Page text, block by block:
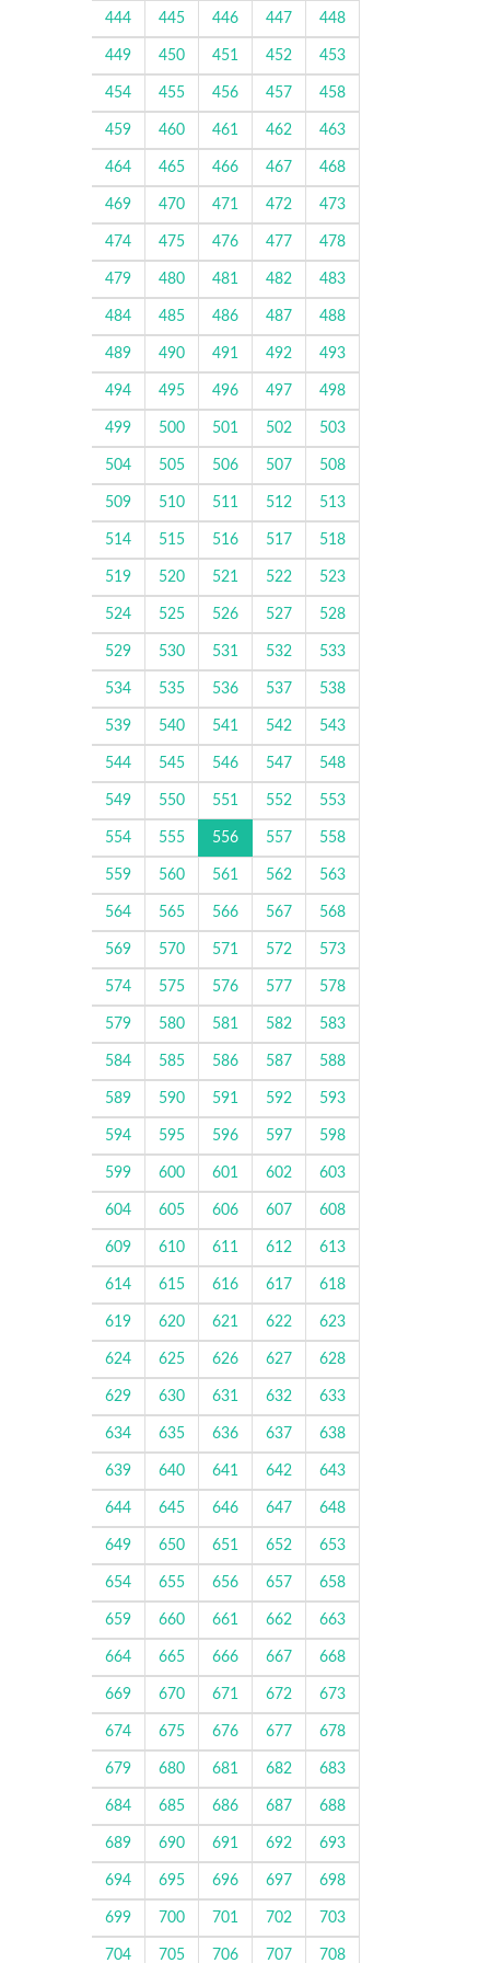
444 445 446 447 448
449 450 451 452 453
454 455 456 457 458
459 460 461 462 463
464 465 466 467 468
469 470 471 472 473
474 475 476 477 478
479 480 481 482 483
484 485 486 487 488
489 490 491 492 493
494 495 496 497 498
499 500 501 502 503
504 505 506 507 508
509 510 511 512 513
514 515 516 517 518
519 520 521 522 523
524 525 526 527 528
529 530 531 532 533
534 535 536 537 538
539 540 541 542 543
544 545 546 547 548
549 550 551 552 553
554 555 556 557 558
559 560 561 562 563
564 565 566 567 568
569 570 571 572 573
574 575 576 577 578
579 580 581 582 583
584 585 586 587 588
589 590 591 592 593
594 595 596 597 598
599 600 601 602 603
604 605 606 607 608
609 610 611 612 613
614 615 616 617 618
619 620 621 622 623
624 625 626 627 628
629 630 631 632 633
634 635 636 637 638
639 640 641 642 643
644 645 646 647 648
649 650 651 652 653
654 655 656 657 658
659 660 661 662 663
664 665 666 667 668
669 670 671 672 673
674 675 676 677 678
679 680 681 682 683
684 685 686 687 688
689 690 691 692 693
694 695 696 697 698
699 700 701 702 703
704 705 706 707 708